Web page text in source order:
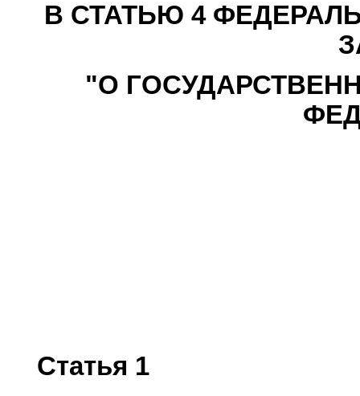
В СТАТЬЮ 4
"О
Статья 1